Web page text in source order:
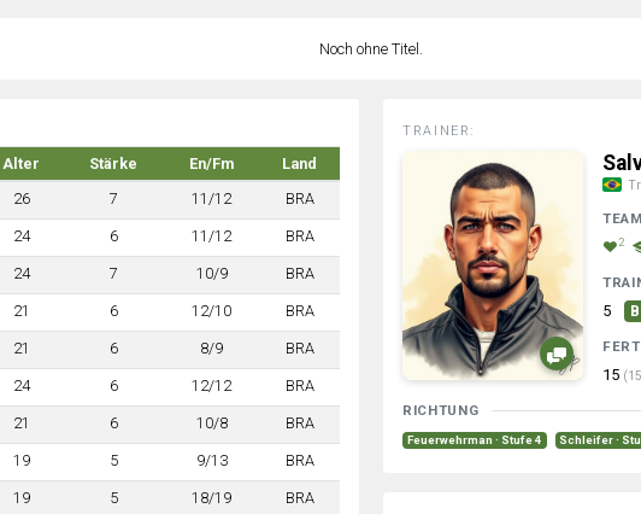
Noch ohne Titel.
Alter Stärke En/Fm
Land
26 7 11/12 BRA
24 6 11/12 BRA
24 7 10/9 BRA
21 6 12/10 BRA
21 6 8/9 BRA
24 6 12/12 BRA
21 6 10/8 BRA
19 5 9/13 BRA
19 5 18/19 BRA
TRAINER:
2
5
15
RICHTUNG
Feuerwehrman · Stufe 4 Schleifer ·